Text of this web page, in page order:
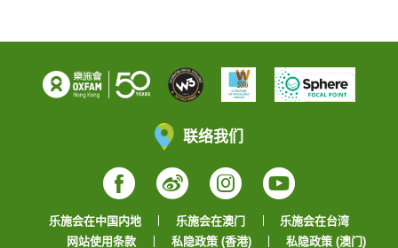
联络我们
Facebook
WeiboInstagram
YouTube
乐施会在中国内地 乐施会在澳门
乐施会在台湾
网站使用条款
私隐政策 (香港) 私隐政策 (澳门)